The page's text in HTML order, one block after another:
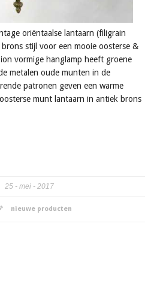
oriëntaalse lantaarn (filigrain
stijl voor een mooie oosterse &
vormige hanglamp heeft groene
metalen oude munten in de
patronen geven een warme
munt lantaarn in antiek brons
25 mei 2017
nieuwe producten